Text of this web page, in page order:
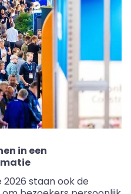
in een
2026 staan ook de